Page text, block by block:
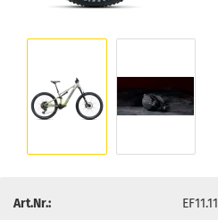
Art.Nr.:
EF11.11